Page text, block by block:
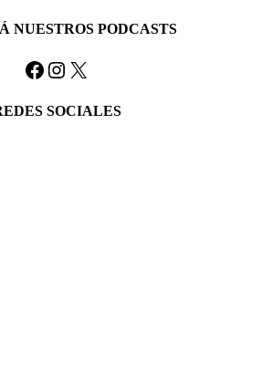
NUESTROS PODCASTS
Facebook
Instagram
X
SOCIALES